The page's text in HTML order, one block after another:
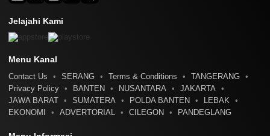
Jelajahi Kami
Menu Kanal
Contact Us SERANG Terms & Conditions
TANGERANG
Privacy Policy
BANTEN NUSANTARA
JAKARTA
JAWA BARAT
SUMATERA POLDA BANTEN
LEBAK
EKONOMI
ADVERTORIAL CILEGON PANDEGLANG